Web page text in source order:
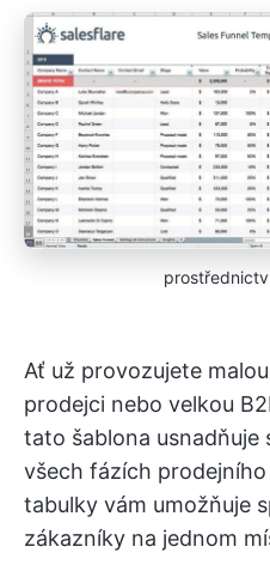
Ať už provozujete
prodejci nebo velkou
tato šablona usnadňuje
všech fázích
tabulky vám umožňuje
zákazníky na jednom